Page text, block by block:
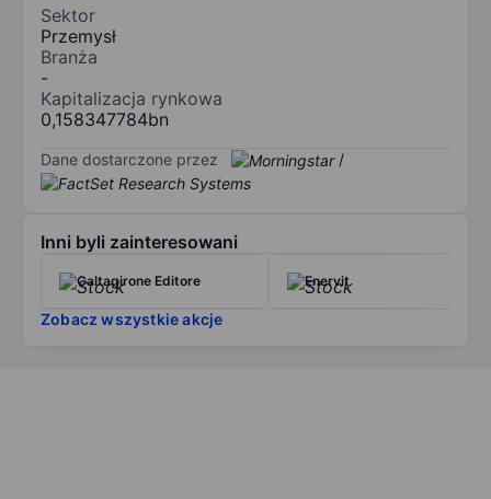
Sektor
Przemysł
Branża
-
Kapitalizacja rynkowa
0,158347784bn
Dane dostarczone przez /
Inni byli zainteresowani
Caltagirone Editore Enervit
Zobacz wszystkie akcje